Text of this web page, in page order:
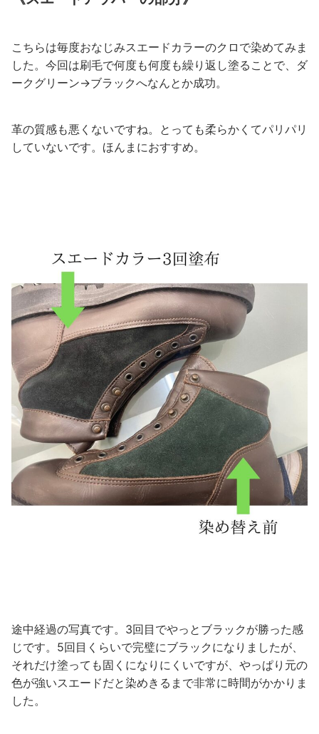
こちらは毎度おなじみスエードカラーのクロで染めてみま
した。今回は刷毛で何度も何度も繰り返し塗ることで、ダ
ークグリーン→ブラックへなんとか成功。
革の質感も悪くないですね。とっても柔らかくてパリパリ
していないです。ほんまにおすすめ。
途中経過の写真です。3回目でやっとブラックが勝った感
じです。5回目くらいで完璧にブラックになりましたが、
それだけ塗っても固くになりにくいですが、やっぱり元の
色が強いスエードだと染めきるまで非常に時間がかかりま
した。